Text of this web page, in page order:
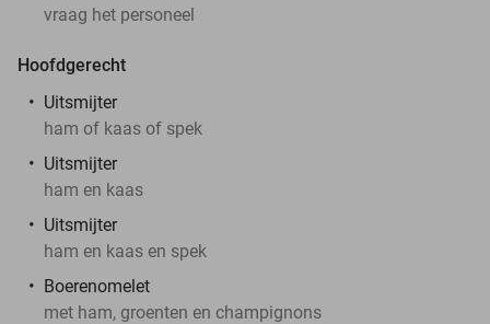
vraag het personeel
Hoofdgerecht
Uitsmijter
ham of kaas of spek
Uitsmijter
ham en kaas
Uitsmijter
ham en kaas en spek
Boerenomelet
met ham, groenten en champignons